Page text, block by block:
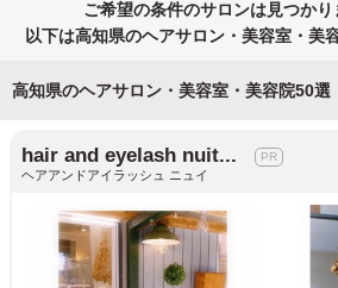
ご希望の条件のサロンは見つかり
以下は高知県のヘアサロン・美容室・美
高知県のヘアサロン・美容室・美容院50選
hair and eyelash nuit...
ヘアアンドアイラッシュ ニュイ